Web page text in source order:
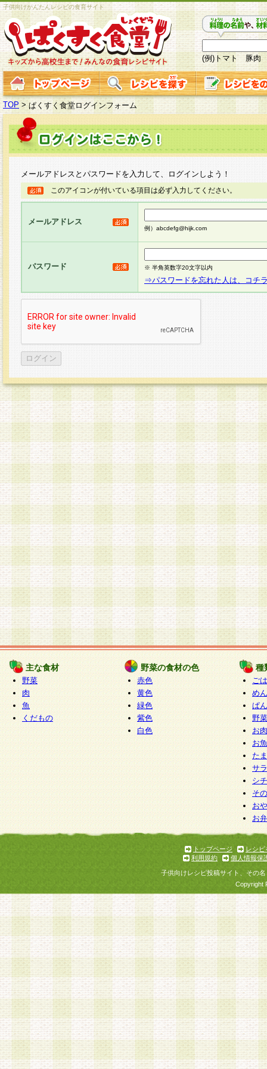
子供向けかんたんレシピの食育サイト
(例)トマト 豚肉
TOP > ぱくすく食堂ログインフォーム
メールアドレスとパスワードを入力して、ログインしよう！
このアイコンが付いている項目は必ず入力してください。
メールアドレス
例）abcdefg@hijk.com
パスワード ※ 半角英数字20文字以内
⇒パスワードを忘れた人は、コチ
主な食材
野菜
肉
魚
くだもの
野菜の食材の色
赤色
黄色
緑色
紫色
白色
種
ご
めん
ぱん
野
お
お
た
サ
シ
そ
お
お
トップページ
レシピ
利用規約
個人情報保
子供向けレシピ投稿サイト、その
Copyright